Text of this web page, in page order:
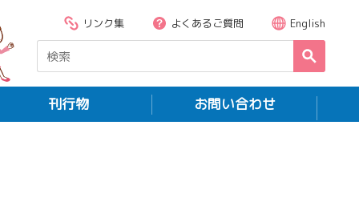
リンク集 よくあるご質問 English
刊行物 お問い合わせ